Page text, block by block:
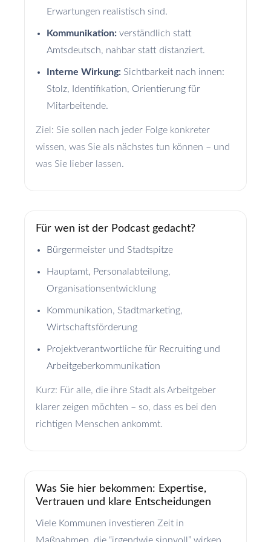
Erwartungen realistisch sind.
Kommunikation: verständlich statt
Amtsdeutsch, nahbar statt distanziert.
Interne Wirkung: Sichtbarkeit nach innen:
Stolz, Identifikation, Orientierung für
Mitarbeitende.
Ziel: Sie sollen nach jeder Folge konkreter
wissen, was Sie als nächstes tun können – und
was Sie lieber lassen.
Für wen ist der Podcast gedacht?
Bürgermeister und Stadtspitze
Hauptamt, Personalabteilung,
Organisationsentwicklung
Kommunikation, Stadtmarketing,
Wirtschaftsförderung
Projektverantwortliche für Recruiting und
Arbeitgeberkommunikation
Kurz: Für alle, die ihre Stadt als Arbeitgeber
klarer zeigen möchten – so, dass es bei den
richtigen Menschen ankommt.
Was Sie hier bekommen: Expertise,
Vertrauen und klare Entscheidungen
Viele Kommunen investieren Zeit in